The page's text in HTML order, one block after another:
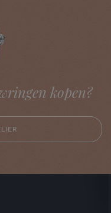
kopen?